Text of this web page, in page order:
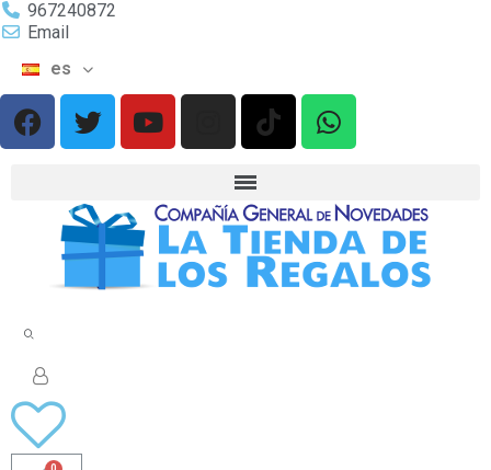
967240872
Email
es